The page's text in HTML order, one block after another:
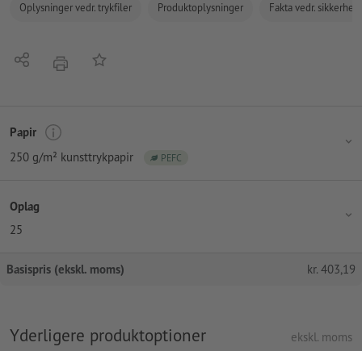
Oplysninger vedr. trykfiler Produktoplysninger Fakta vedr.
Del tryk Tilføj til huskelisten
Papir
250 g/m² kunsttrykpapir
PEFC
Oplag
25
Basispris (ekskl. moms) kr. 403,19
Yderligere produktoptioner ekskl. moms